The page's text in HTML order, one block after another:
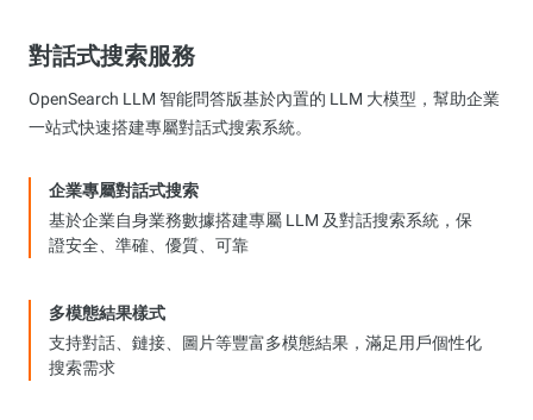
對話式搜索服務
OpenSearch LLM 智能問答版基於內置的 LLM 大模型，幫助企業
一站式快速搭建專屬對話式搜索系統。
企業專屬對話式搜索
基於企業自身業務數據搭建專屬 LLM 及對話搜索系統，保
證安全、準確、優質、可靠
多模態結果樣式
支持對話、鏈接、圖片等豐富多模態結果，滿足用戶個性化
搜索需求